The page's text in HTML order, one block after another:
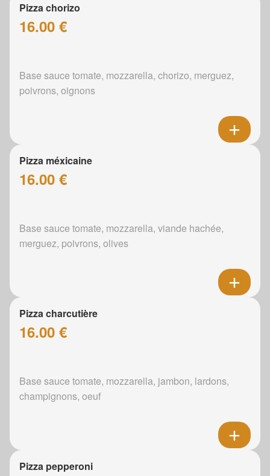
Pizza chorizo
16.00 €
Base sauce tomate, mozzarella, chorizo, merguez,
poivrons, oignons
Pizza méxicaine
16.00 €
Base sauce tomate, mozzarella, viande hachée,
merguez, poivrons, olives
Pizza charcutière
16.00 €
Base sauce tomate, mozzarella, jambon, lardons,
champignons, oeuf
Pizza pepperoni